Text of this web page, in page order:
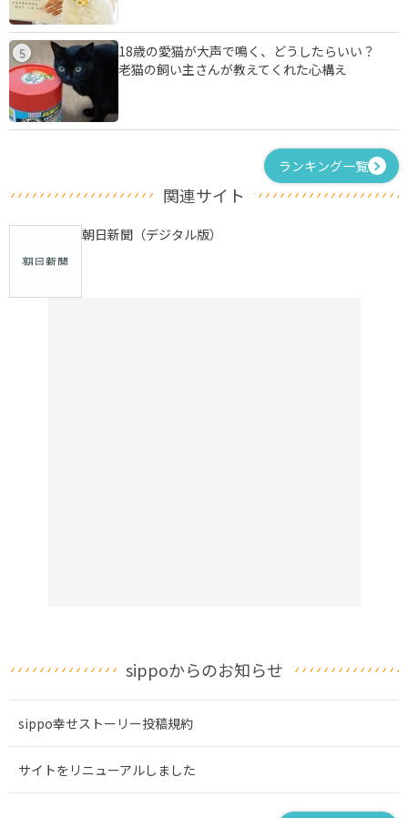
5
18歳の愛猫が大声で鳴く、どうしたらいい？
老猫の飼い主さんが教えてくれた心構え
ランキング一覧
関連サイト
朝日新聞（デジタル版）
sippoからのお知らせ
sippo幸せストーリー投稿規約
サイトをリニューアルしました